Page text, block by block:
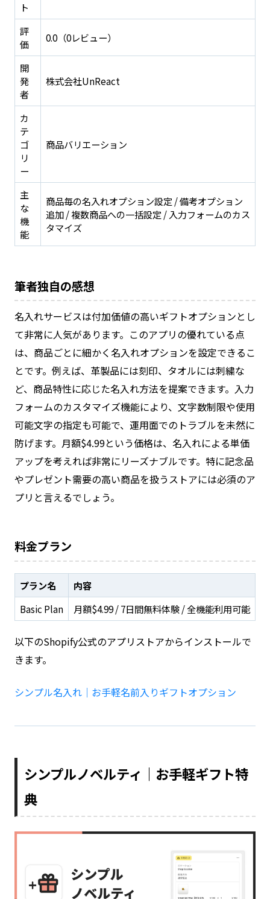
ト
評
価
0.0（0レビュー）
開
発
者
株式会社UnReact
カ
テ
ゴ
リ
ー
商品バリエーション
主
な
機
能
商品毎の名入れオプション設定 / 備考オプション
追加 / 複数商品への一括設定 / 入力フォームのカス
タマイズ
筆者独自の感想
名入れサービスは付加価値の高いギフトオプションとし
て非常に人気があります。このアプリの優れている点
は、商品ごとに細かく名入れオプションを設定できるこ
とです。例えば、革製品には刻印、タオルには刺繍な
ど、商品特性に応じた名入れ方法を提案できます。入力
フォームのカスタマイズ機能により、文字数制限や使用
可能文字の指定も可能で、運用面でのトラブルを未然に
防げます。月額$4.99という価格は、名入れによる単価
アップを考えれば非常にリーズナブルです。特に記念品
やプレゼント需要の高い商品を扱うストアには必須のア
プリと言えるでしょう。
料金プラン
プラン名
内容
Basic Plan
月額$4.99 / 7日間無料体験 / 全機能利用可能
以下のShopify公式のアプリストアからインストールで
きます。
シンプル名入れ｜お手軽名前入りギフトオプション
シンプルノベルティ｜お手軽ギフト特
典